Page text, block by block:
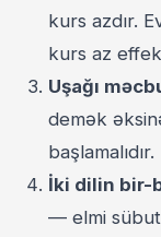
kurs azdır.
kurs az
Uşağı
demək
başlamalıdır.
İki dilin bir-
— elmi